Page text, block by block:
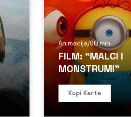
Animacija/90 min
FILM: “MALCI I
MONSTRUMI”
Kupi Karte